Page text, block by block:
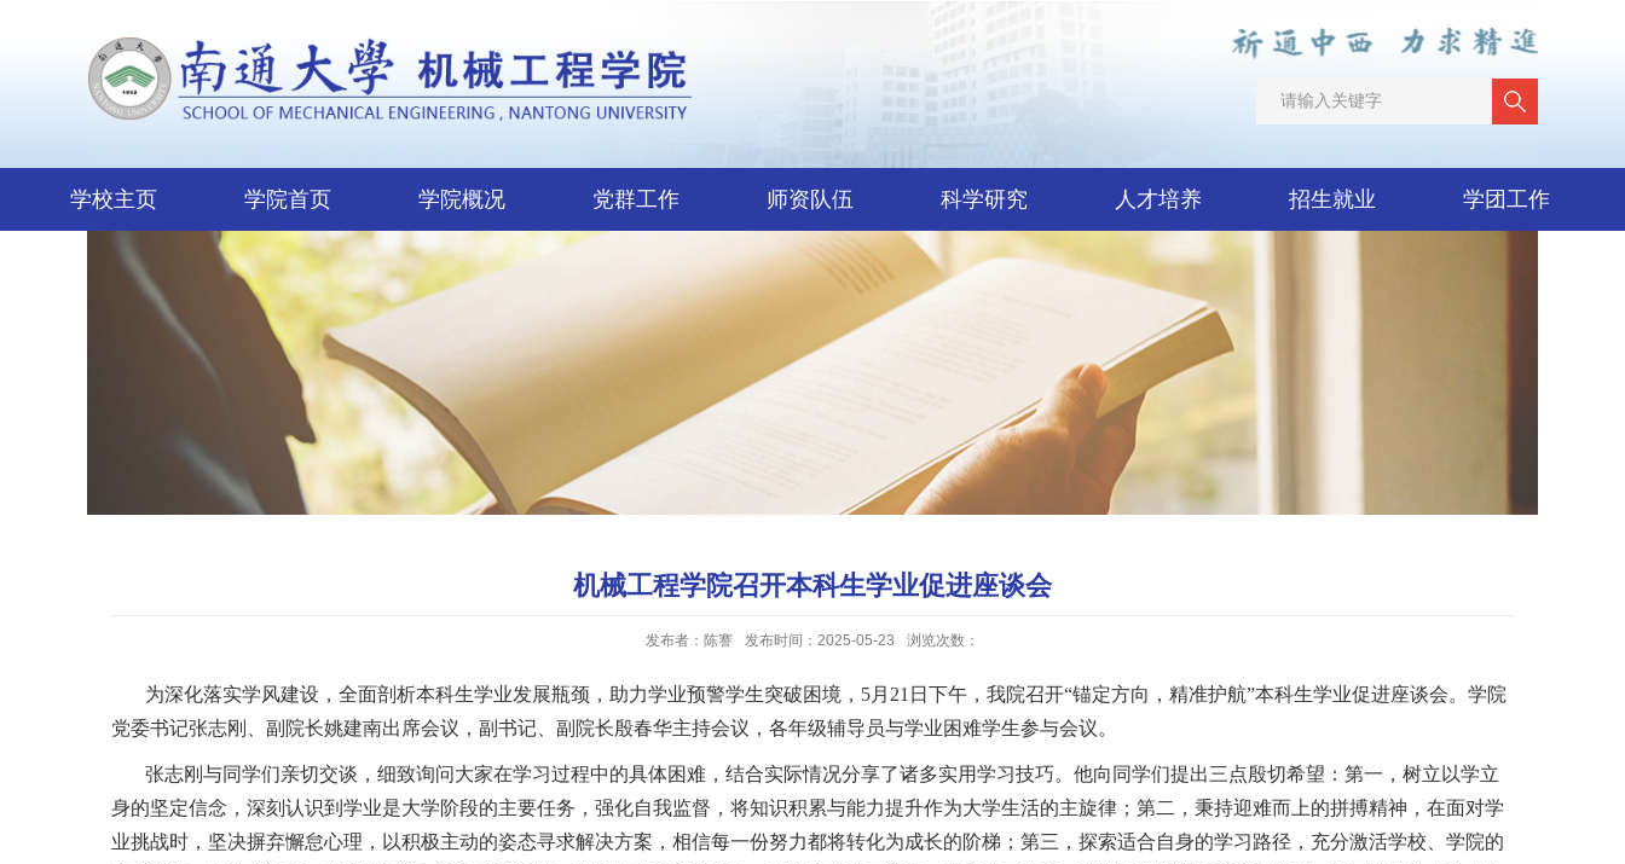
学校主页 学院首页 学院概况 党群工作 师资队伍 科学研究 人才培养 招生就业 学团工作
机械工程学院召开本科生学业促进座谈会
发布者：陈謇 发布时间：2025-05-23 浏览次数：
为深化落实学风建设，全面剖析本科生学业发展瓶颈，助力学业预警学生突破困境， 5月21日下午，我院召开“锚定方向，精准护航”本科生学业促进座谈会。学院
党委书记张志刚、副院长姚建南出席会议，副书记、副院长殷春华主持会议，各年级辅导员与学业困难学生参与会议。​
张志刚与同学们亲切交谈，细致询问大家在学习过程中的具体困难，结合实际情况分享了诸多实用学习技巧。他向同学们提出三点殷切希望：第一，树立以学立
身的坚定信念，深刻认识到学业是大学阶段的主要任务，强化自我监督，将知识积累与能力提升作为大学生活的主旋律；第二，秉持迎难而上的拼搏精神，在面对学
业挑战时，坚决摒弃懈怠心理，以积极主动的姿态寻求解决方案，相信每一份努力都将转化为成长的阶梯；第三，探索适合自身的学习路径，充分激活学校、学院的